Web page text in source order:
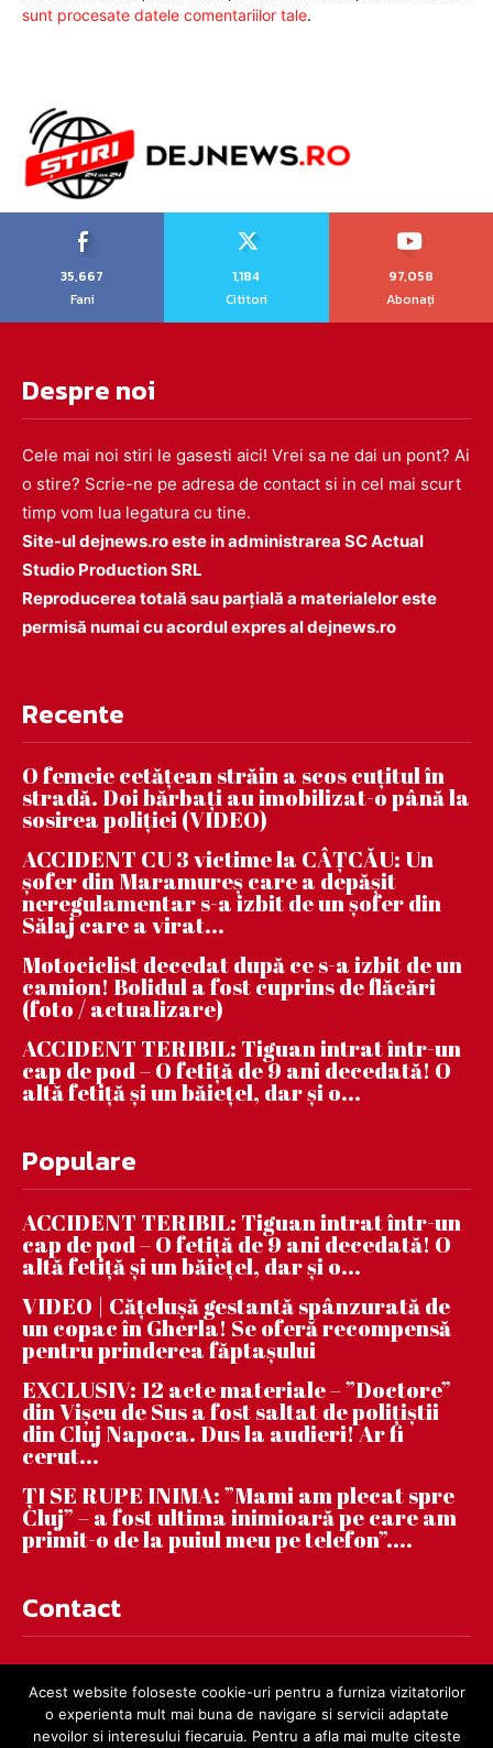
sunt procesate datele comentariilor tale.
35,667
Fani
1,184
Cititori
97,058
Abonați
Despre noi
Cele mai noi stiri le gasesti aici! Vrei sa ne dai un pont? Ai
o stire? Scrie-ne pe adresa de contact si in cel mai scurt
timp vom lua legatura cu tine.
Site-ul dejnews.ro este in administrarea SC Actual
Studio Production SRL
Reproducerea totală sau parțială a materialelor este
permisă numai cu acordul expres al dejnews.ro
Recente
O femeie cetățean străin a scos cuțitul în
stradă. Doi bărbați au imobilizat-o până la
sosirea poliției (VIDEO)
ACCIDENT CU 3 victime la CÂȚCĂU: Un
șofer din Maramureș care a depășit
neregulamentar s-a izbit de un șofer din
Sălaj care a virat...
Motociclist decedat după ce s-a izbit de un
camion! Bolidul a fost cuprins de flăcări
(foto / actualizare)
ACCIDENT TERIBIL: Tiguan intrat într-un
cap de pod – O fetiță de 9 ani decedată! O
altă fetiță și un băiețel, dar și o...
Populare
ACCIDENT TERIBIL: Tiguan intrat într-un
cap de pod – O fetiță de 9 ani decedată! O
altă fetiță și un băiețel, dar și o...
VIDEO | Căţeluşă gestantă spânzurată de
un copac în Gherla! Se oferă recompensă
pentru prinderea făptaşului
EXCLUSIV: 12 acte materiale – ”Doctore”
din Vișeu de Sus a fost saltat de polițiștii
din Cluj Napoca. Dus la audieri! Ar fi
cerut...
ȚI SE RUPE INIMA: ”Mami am plecat spre
Cluj” – a fost ultima inimioară pe care am
primit-o de la puiul meu pe telefon”....
Contact
Acest website foloseste cookie-uri pentru a furniza vizitatorilor
o experienta mult mai buna de navigare si servicii adaptate
nevoilor si interesului fiecaruia. Pentru a afla mai multe citeste